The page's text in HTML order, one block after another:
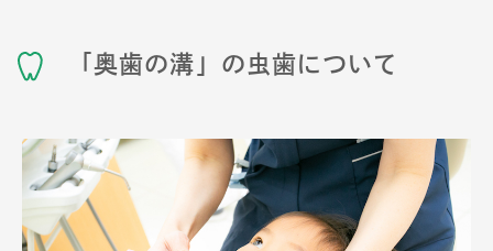
「奥歯の溝」の虫歯について